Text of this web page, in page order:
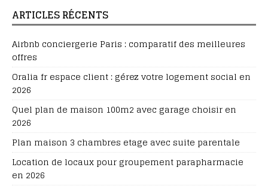
ARTICLES RÉCENTS
Airbnb conciergerie Paris : comparatif des meilleures
offres
Oralia fr espace client : gérez votre logement social en
2026
Quel plan de maison 100m2 avec garage choisir en
2026
Plan maison 3 chambres etage avec suite parentale
Location de locaux pour groupement parapharmacie
en 2026